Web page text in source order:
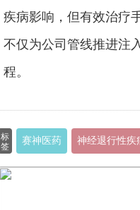
疾病影响，但有效治疗
不仅为公司管线推进注
程。
标
签
赛神医药 神经退行性疾